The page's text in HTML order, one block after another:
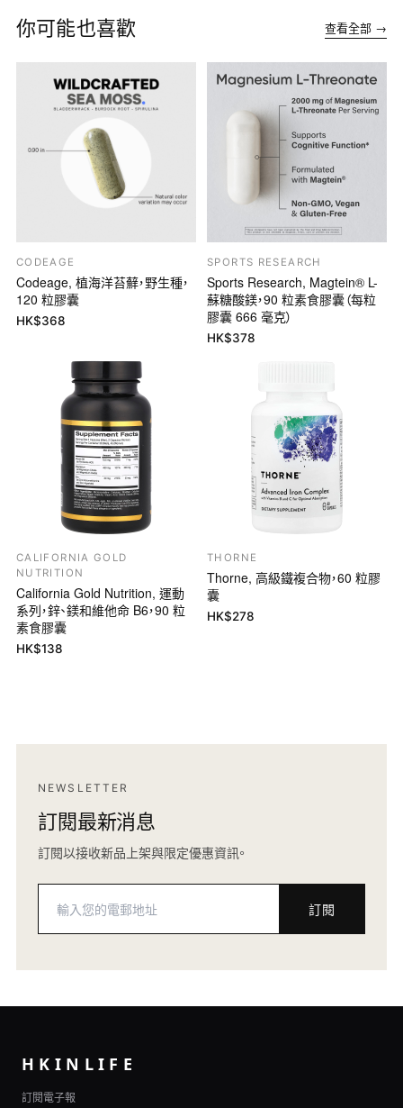
你可能也喜歡 查看全部 →
CODEAGE
Codeage, 植海洋苔蘚，野生種，
120 粒膠囊
HK$368
SPORTS RESEARCH
Sports Research, Magtein® L-
蘇糖酸鎂，90 粒素食膠囊（每粒
膠囊 666 毫克）
HK$378
CALIFORNIA GOLD
NUTRITION
California Gold Nutrition, 運動
系列，鋅、鎂和維他命 B6，90 粒
素食膠囊
HK$138
THORNE
Thorne, 高級鐵複合物，60 粒膠
囊
HK$278
NEWSLETTER
訂閱最新消息
訂閱以接收新品上架與限定優惠資訊。
訂閱
HKINLIFE
訂閱電子報